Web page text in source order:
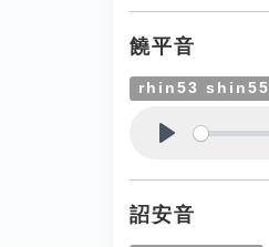
饒平音
rhin53 shin55
詔安音